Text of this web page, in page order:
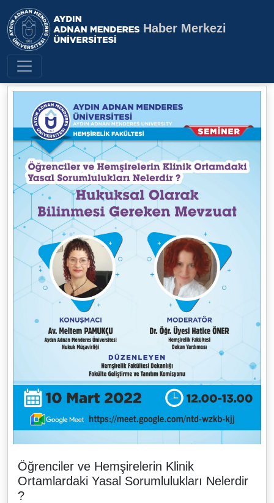
Aydın Adnan Menderes
Haber Merkezi
Öğrenciler ve Hemşirelerin Klinik
Ortamlardaki Yasal Sorumlulukları Nelerdir
?